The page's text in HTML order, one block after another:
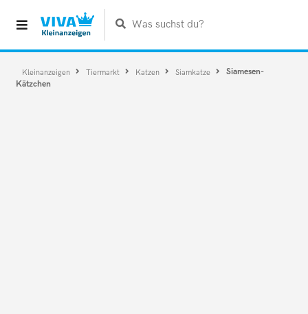
Was suchst du?
Kleinanzeigen Tiermarkt Katzen Siamkatze
Siamesen-
Kätzchen